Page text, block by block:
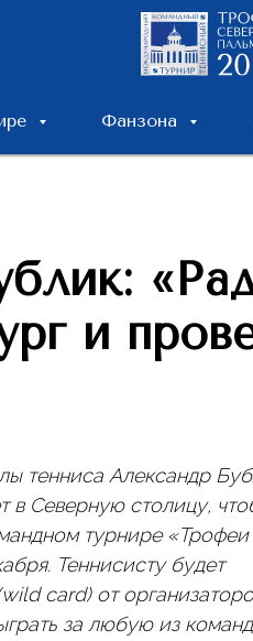
Фанзона
и
тенниса Александр
в Северную столицу,
турнире «Трофеи
Теннисисту будет
card) от
за любую из